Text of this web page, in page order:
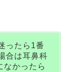
ったら1番
合は耳鼻科
なかったら